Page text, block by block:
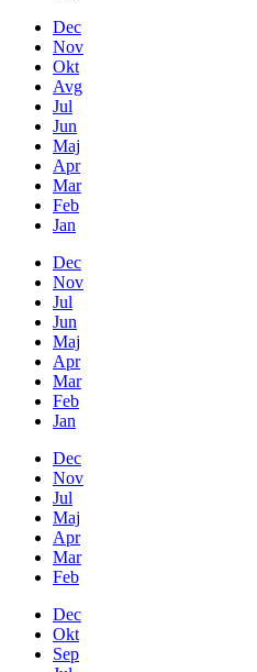
Dec
Nov
Okt
Avg
Jul
Jun
Maj
Apr
Mar
Feb
Jan
Dec
Nov
Jul
Jun
Maj
Apr
Mar
Feb
Jan
Dec
Nov
Jul
Maj
Apr
Mar
Feb
Dec
Okt
Sep